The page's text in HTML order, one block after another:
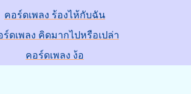
คอร์ดเพลง ร้องไห้กับฉัน
ร์ดเพลง คิดมากไปหรือเปล่า
คอร์ดเพลง ง้อ